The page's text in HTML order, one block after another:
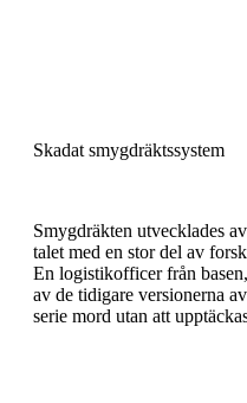
Skadat smygdräktssystem
Smygdräkten utvecklades
talet med en stor del av
En logistikofficer från
av de tidigare versionerna
serie mord utan att